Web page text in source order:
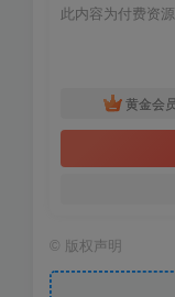
此内容为付费资
黄金会
© 版权声明